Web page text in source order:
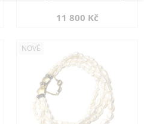
11 800 Kč
NOVÉ